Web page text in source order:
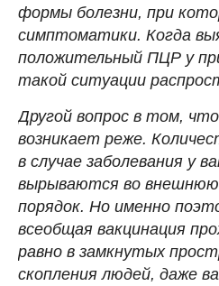
формы болезни, при
симптоматики. Когда
положительный ПЦР у
такой ситуации
Другой вопрос в том,
возникает реже.
в случае заболевания у
вырываются во внешнюю
порядок. Но именно
всеобщая вакцинация
равно в замкнутых
скопления людей, даже